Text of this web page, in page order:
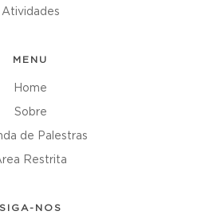
Atividades
MENU
Home
Sobre
de Palestras
Restrita
SIGA-NOS